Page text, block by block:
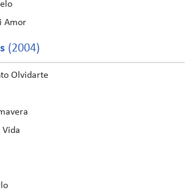
Amor
(2004)
Olvidarte
Vida